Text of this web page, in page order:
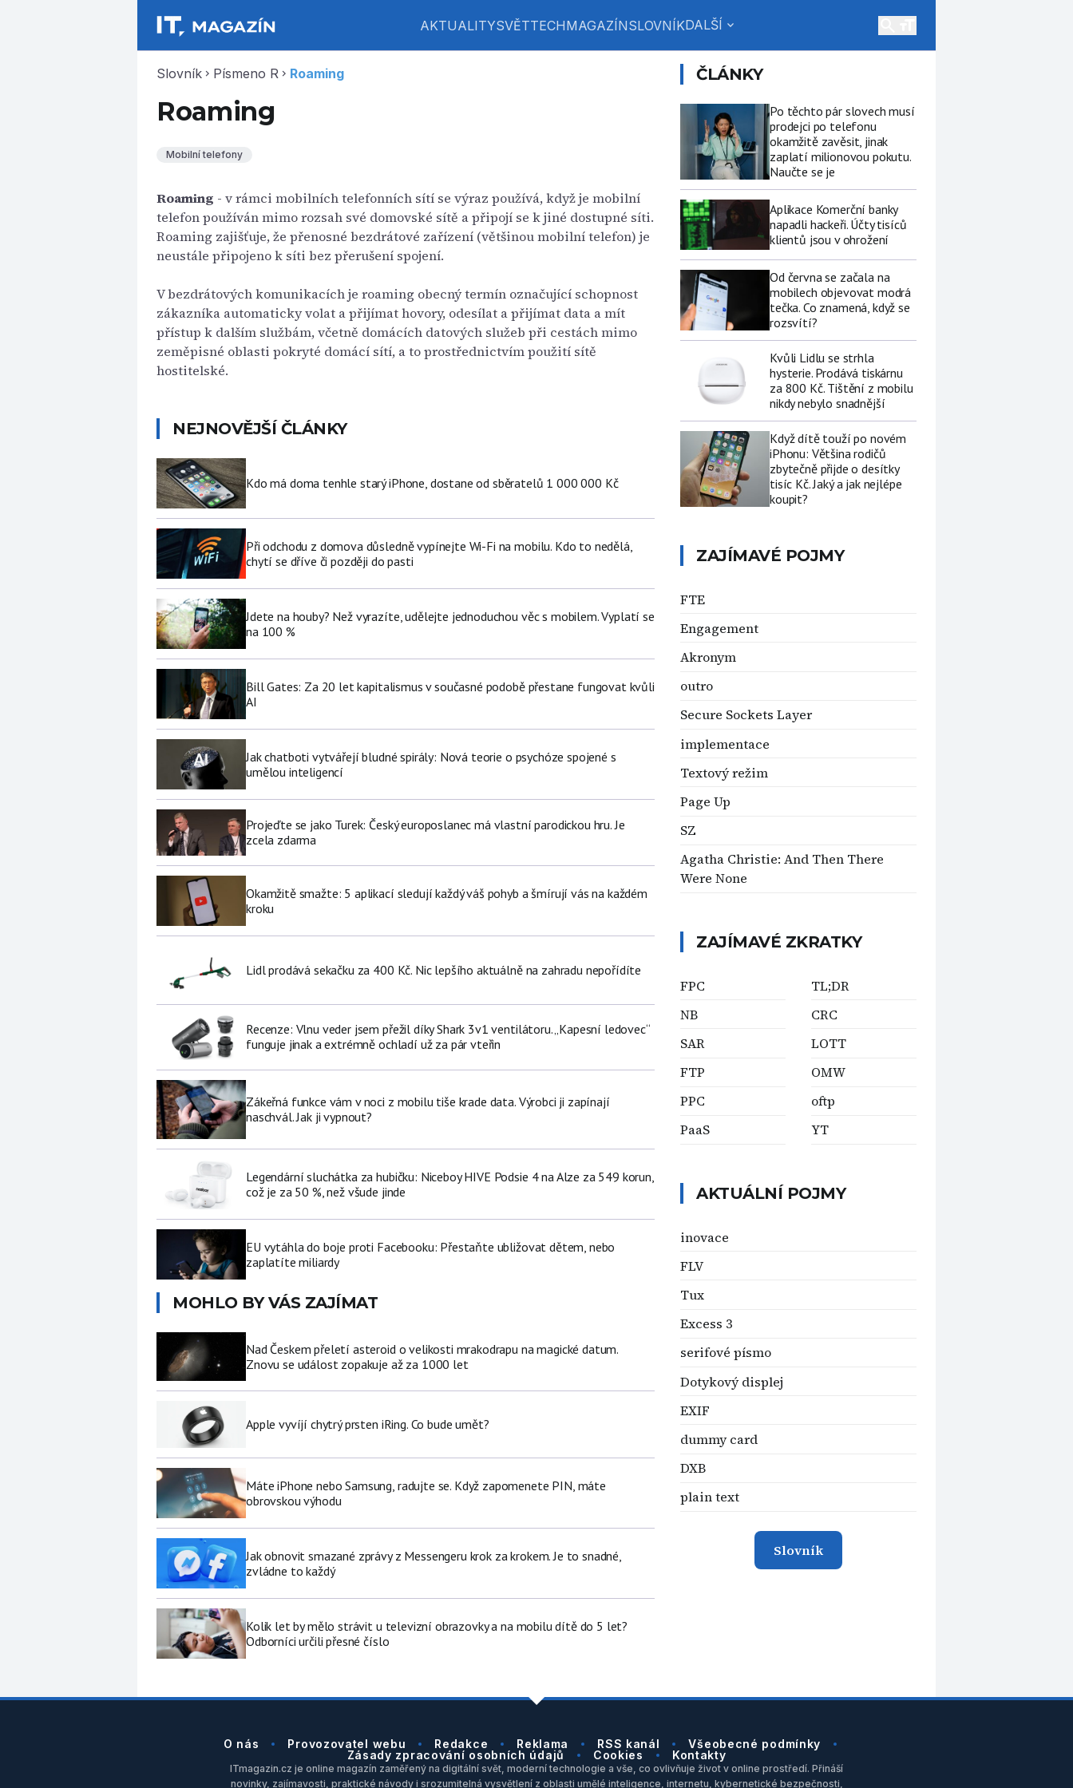
AKTUALITYSVĚTTECHMAGAZÍNSLOVNÍKDALŠÍ expand_more
Slovník chevron_right Písmeno R chevron_right Roaming
Roaming
Mobilní telefony
Roaming - v rámci mobilních telefonních sítí se výraz používá, když je mobilní
telefon používán mimo rozsah své domovské sítě a připojí se k jiné dostupné síti.
Roaming zajišťuje, že přenosné bezdrátové zařízení (většinou mobilní telefon) je
neustále připojeno k síti bez přerušení spojení.
V bezdrátových komunikacích je roaming obecný termín označující schopnost
zákazníka automaticky volat a přijímat hovory, odesílat a přijímat data a mít
přístup k dalším službám, včetně domácích datových služeb při cestách mimo
zeměpisné oblasti pokryté domácí sítí, a to prostřednictvím použití sítě
hostitelské.
NEJNOVĚJŠÍ ČLÁNKY
Kdo má doma tenhle starý iPhone, dostane od sběratelů 1 000 000 Kč
Při odchodu z domova důsledně vypínejte Wi-Fi na mobilu. Kdo to nedělá,
chytí se dříve či později do pasti
Jdete na houby? Než vyrazíte, udělejte jednoduchou věc s mobilem. Vyplatí se
na 100 %
Bill Gates: Za 20 let kapitalismus v současné podobě přestane fungovat kvůli
AI
Jak chatboti vytvářejí bludné spirály: Nová teorie o psychóze spojené s
umělou inteligencí
Projeďte se jako Turek: Český europoslanec má vlastní parodickou hru. Je
zcela zdarma
Okamžitě smažte: 5 aplikací sledují každý váš pohyb a šmírují vás na každém
kroku
Lidl prodává sekačku za 400 Kč. Nic lepšího aktuálně na zahradu nepořídíte
Recenze: Vlnu veder jsem přežil díky Shark 3v1 ventilátoru. „Kapesní ledovec“
funguje jinak a extrémně ochladí už za pár vteřin
Zákeřná funkce vám v noci z mobilu tiše krade data. Výrobci ji zapínají
naschvál. Jak ji vypnout?
Legendární sluchátka za hubičku: Niceboy HIVE Podsie 4 na Alze za 549 korun,
což je za 50 %, než všude jinde
EU vytáhla do boje proti Facebooku: Přestaňte ubližovat dětem, nebo
zaplatíte miliardy
MOHLO BY VÁS ZAJÍMAT
Nad Českem přeletí asteroid o velikosti mrakodrapu na magické datum.
Znovu se událost zopakuje až za 1000 let
Apple vyvíjí chytrý prsten iRing. Co bude umět?
Máte iPhone nebo Samsung, radujte se. Když zapomenete PIN, máte
obrovskou výhodu
Jak obnovit smazané zprávy z Messengeru krok za krokem. Je to snadné,
zvládne to každý
Kolik let by mělo strávit u televizní obrazovky a na mobilu dítě do 5 let?
Odborníci určili přesné číslo
ČLÁNKY
Po těchto pár slovech musí
prodejci po telefonu
okamžitě zavěsit, jinak
zaplatí milionovou pokutu.
Naučte se je
Aplikace Komerční banky
napadli hackeři. Účty tisíců
klientů jsou v ohrožení
Od června se začala na
mobilech objevovat modrá
tečka. Co znamená, když se
rozsvítí?
Kvůli Lidlu se strhla
hysterie. Prodává tiskárnu
za 800 Kč. Tištění z mobilu
nikdy nebylo snadnější
Když dítě touží po novém
iPhonu: Většina rodičů
zbytečně přijde o desítky
tisíc Kč. Jaký a jak nejlépe
koupit?
ZAJÍMAVÉ POJMY
FTE
Engagement
Akronym
outro
Secure Sockets Layer
implementace
Textový režim
Page Up
SZ
Agatha Christie: And Then There
Were None
ZAJÍMAVÉ ZKRATKY
FPC
NB
SAR
FTP
PPC
PaaS
TL;DR
CRC
LOTT
OMW
oftp
YT
AKTUÁLNÍ POJMY
inovace
FLV
Tux
Excess 3
serifové písmo
Dotykový displej
EXIF
dummy card
DXB
plain text
Slovník
O nás Provozovatel webu Redakce Reklama RSS kanál
Všeobecné podmínky
Zásady zpracování osobních údajů
Cookies Kontakty
ITmagazin.cz je online magazín zaměřený na digitální svět, moderní technologie a vše, co ovlivňuje život v online prostředí. Přináší
novinky, zajímavosti, praktické návody i srozumitelná vysvětlení z oblasti umělé inteligence, internetu, kybernetické bezpečnosti,